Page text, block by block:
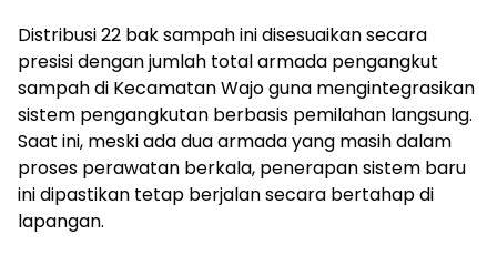
​Distribusi 22 bak sampah ini disesuaikan secara
presisi dengan jumlah total armada pengangkut
sampah di Kecamatan Wajo guna mengintegrasikan
sistem pengangkutan berbasis pemilahan langsung.
Saat ini, meski ada dua armada yang masih dalam
proses perawatan berkala, penerapan sistem baru
ini dipastikan tetap berjalan secara bertahap di
lapangan.